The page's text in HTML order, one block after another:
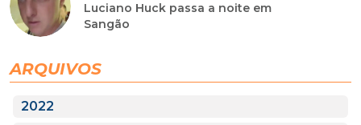
Luciano Huck passa a noite em
Sangão
ARQUIVOS
2022